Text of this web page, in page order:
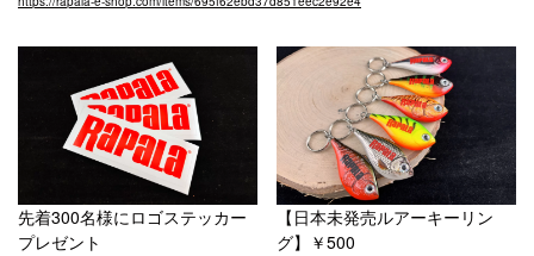
先着300名様にロゴステッカー
プレゼント
【日本未発売ルアーキーリン
グ】￥500